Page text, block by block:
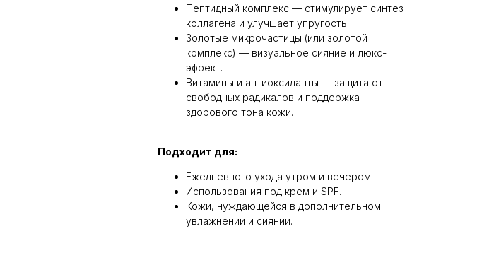
Пептидный комплекс — стимулирует синтез
коллагена и улучшает упругость.
Золотые микрочастицы (или золотой
комплекс) — визуальное сияние и люкс-
эффект.
Витамины и антиоксиданты — защита от
свободных радикалов и поддержка
здорового тона кожи.
Подходит для:
Ежедневного ухода утром и вечером.
Использования под крем и SPF.
Кожи, нуждающейся в дополнительном
увлажнении и сиянии.